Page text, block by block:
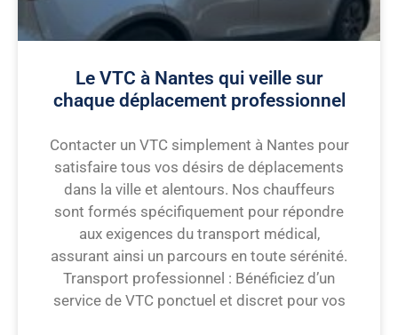
Le VTC à Nantes qui veille sur
chaque déplacement professionnel
Contacter un VTC simplement à Nantes pour
satisfaire tous vos désirs de déplacements
dans la ville et alentours. Nos chauffeurs
sont formés spécifiquement pour répondre
aux exigences du transport médical,
assurant ainsi un parcours en toute sérénité.
Transport professionnel : Bénéficiez d’un
service de VTC ponctuel et discret pour vos